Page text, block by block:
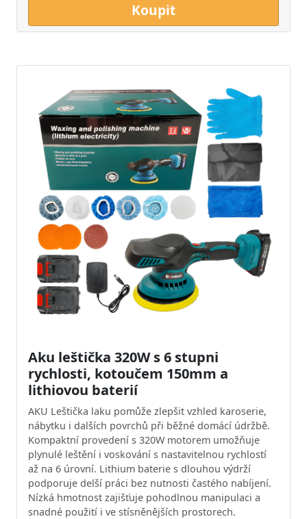
Koupit
Aku leštička 320W s 6 stupni
rychlosti, kotoučem 150mm a
lithiovou baterií
AKU Leštička laku pomůže zlepšit vzhled karoserie,
nábytku i dalších povrchů při běžné domácí údržbě.
Kompaktní provedení s 320W motorem umožňuje
plynulé leštění i voskování s nastavitelnou rychlostí
až na 6 úrovní. Lithium baterie s dlouhou výdrží
podporuje delší práci bez nutnosti častého nabíjení.
Nízká hmotnost zajišťuje pohodlnou manipulaci a
snadné použití i ve stísněnějších prostorech.